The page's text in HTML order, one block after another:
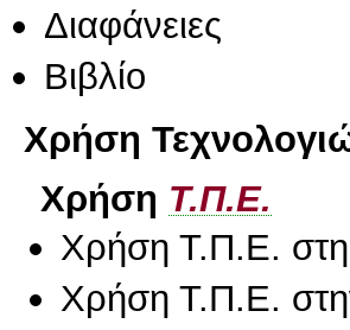
Διαφάνειες
Βιβλίο
Χρήση
Χρήση Τ.Π.Ε.
Χρήση Τ.Π.Ε. στη
Χρήση Τ.Π.Ε.